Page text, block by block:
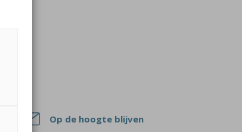
Op de hoogte blijven